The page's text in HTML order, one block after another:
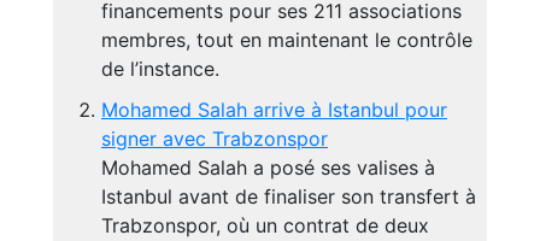
financements pour ses 211 associations
membres, tout en maintenant le contrôle
de l’instance.
Mohamed Salah arrive à Istanbul pour
signer avec Trabzonspor
Mohamed Salah a posé ses valises à
Istanbul avant de finaliser son transfert à
Trabzonspor, où un contrat de deux